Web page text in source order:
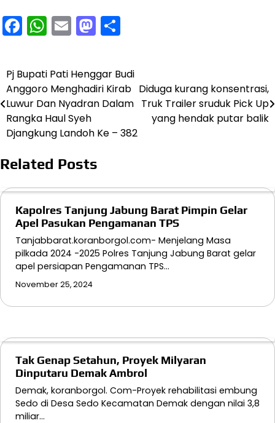
Facebook
WhatsApp
EmailMastodon
Navigasi
pos
Pj Bupati Pati Henggar Budi
Anggoro Menghadiri Kirab
Luwur Dan Nyadran Dalam
Rangka Haul Syeh
Djangkung Landoh Ke – 382
Diduga kurang konsentrasi,
Truk Trailer sruduk Pick Up
yang hendak putar balik
Related Posts
Kapolres Tanjung Jabung Barat Pimpin Gelar
Apel Pasukan Pengamanan TPS
Tanjabbarat.koranborgol.com- Menjelang Masa
pilkada 2024 -2025 Polres Tanjung Jabung Barat gelar
apel persiapan Pengamanan TPS…
November 25, 2024
Tak Genap Setahun, Proyek Milyaran
Dinputaru Demak Ambrol
Demak, koranborgol. Com-Proyek rehabilitasi embung
Sedo di Desa Sedo Kecamatan Demak dengan nilai 3,8
miliar…